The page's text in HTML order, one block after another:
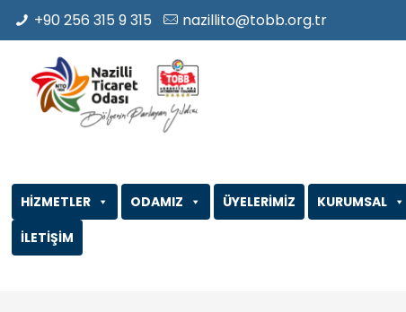
+90 256 315 9 315 nazillito@tobb.org.tr
ODAMIZ
HİZMETLER ÜYELERİMİZ KURUMSAL
İLETİŞİM